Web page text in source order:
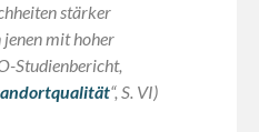
stärker
mit hoher
Studienbericht,
“, S. VI)